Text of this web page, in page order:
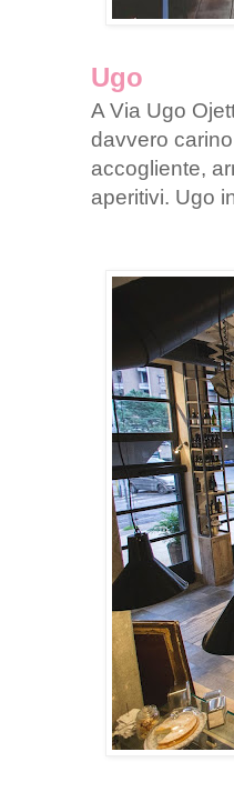
Ugo
A Via Ugo
davvero
accogliente,
aperitivi. Ugo